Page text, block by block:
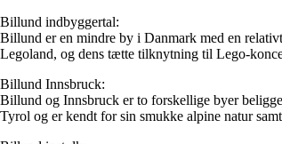
Billund indbyggertal:
Billund er en mindre by i Danmark med en
Legoland, og dens tætte tilknytning til Lego-
Billund Innsbruck:
Billund og Innsbruck er to forskellige byer
Tyrol og er kendt for sin smukke alpine natur